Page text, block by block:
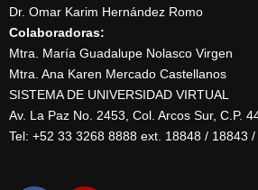
Dr. Omar Karim Hernández Romo
Colaboradoras:
Mtra. María Guadalupe Nolasco Virgen
Mtra. Ana Karen Mercado Castellanos
SISTEMA DE UNIVERSIDAD VIRTUAL
Av. La Paz No. 2453, Col. Arcos Sur, C.P.
Tel: +52 33 3268 8888‏ ext. 18848 /